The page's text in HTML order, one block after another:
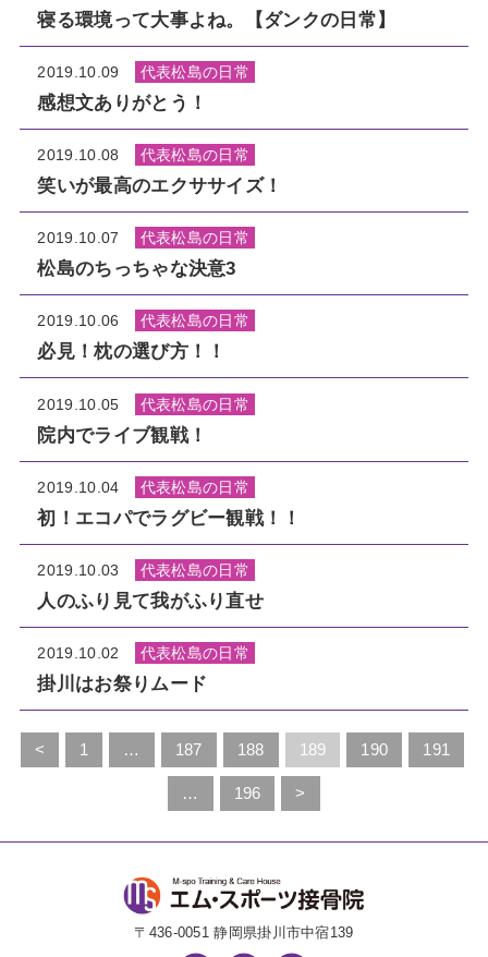
寝る環境って大事よね。【ダンクの日常】
2019.10.09 代表松島の日常
感想文ありがとう！
2019.10.08 代表松島の日常
笑いが最高のエクササイズ！
2019.10.07 代表松島の日常
松島のちっちゃな決意3
2019.10.06 代表松島の日常
必見！枕の選び方！！
2019.10.05 代表松島の日常
院内でライブ観戦！
2019.10.04 代表松島の日常
初！エコパでラグビー観戦！！
2019.10.03 代表松島の日常
人のふり見て我がふり直せ
2019.10.02 代表松島の日常
掛川はお祭りムード
< 1 … 187 188 189 190 191
… 196 >
〒436-0051 静岡県掛川市中宿139